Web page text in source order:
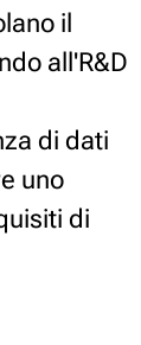
il
all'R&D
di dati
uno
di